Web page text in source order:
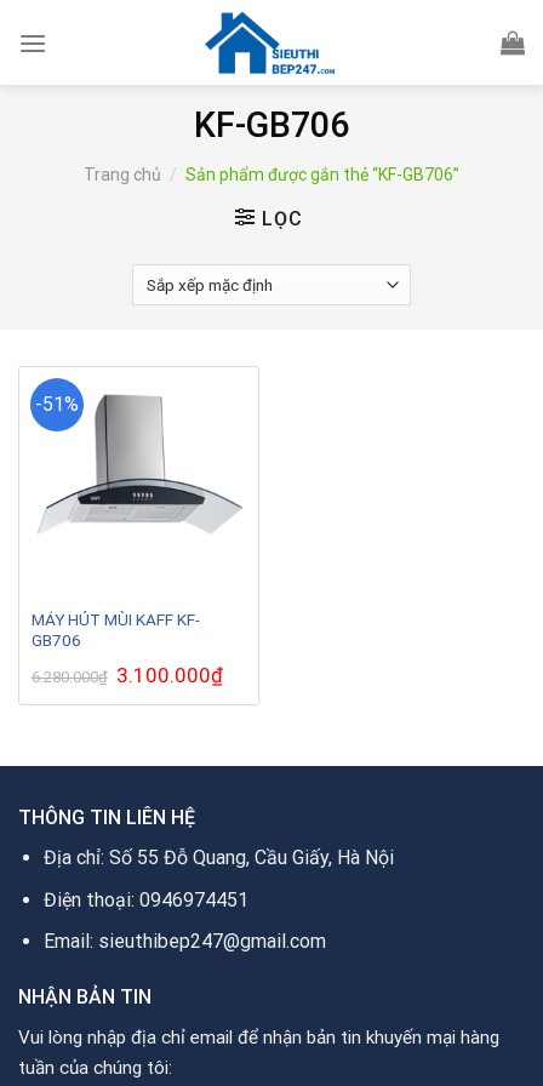
KF-GB706
Trang chủ / Sản phẩm được gắn thẻ “KF-GB706”
LỌC
-51%
MÁY HÚT MÙI KAFF KF-
GB706
6.280.000₫ Giá
gốc
là:
3.100.000₫Giá
hiện
tại
THÔNG TIN LIÊN HỆ
Địa chỉ: Số 55 Đỗ Quang, Cầu Giấy, Hà Nội
Điện thoại: 0946974451
Email: sieuthibep247@gmail.com
NHẬN BẢN TIN
Vui lòng nhập địa chỉ email để nhận bản tin khuyến mại hàng
tuần của chúng tôi: